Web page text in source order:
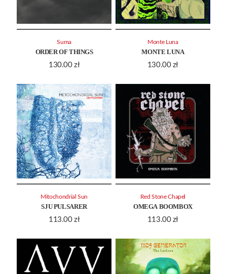
ORDER OF THINGS
130.00 zł
Suma
MONTE LUNA
130.00 zł
Monte Luna
SJU PULSARER
113.00 zł
Mitochondrial Sun
OMEGA BOOMBOX
113.00 zł
Red Stone Chapel